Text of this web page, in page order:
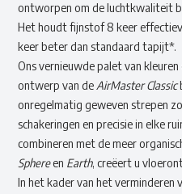
ontworpen om de luchtkwaliteit
Het houdt fijnstof 8 keer
keer beter dan standaard tapijt*.
Ons vernieuwde palet van
ontwerp van de AirMaster Classic
onregelmatig geweven strepen
schakeringen en precisie in elke
combineren met de meer
Sphereen Earth, creëert u
In het kader van het verminderen